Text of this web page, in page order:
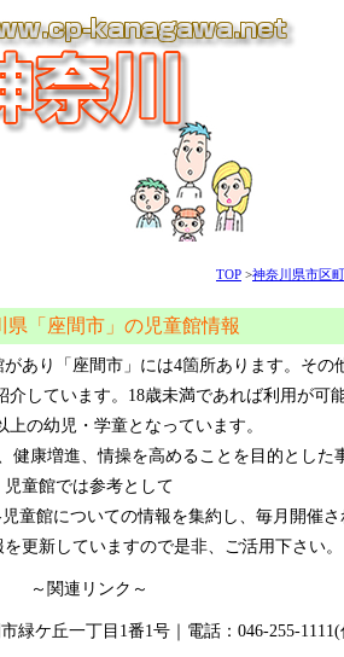
TOP >神奈川県市区
県「座間市」の児童館情報
あり「座間市」には4箇所あります。その
介しています。18歳未満であれば利用が可
上の幼児・学童となっています。
健康増進、情操を高めることを目的とした
児童館では参考として
童館についての情報を集約し、毎月開催
更新していますので是非、ご活用下さい。
～関連リンク～
緑ケ丘一丁目1番1号｜電話：046-255-1111(